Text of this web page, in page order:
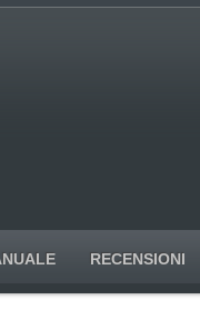
RECENSIONI